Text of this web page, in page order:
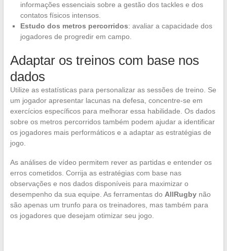
informações essenciais sobre a gestão dos tackles e dos
contatos físicos intensos.
Estudo dos metros percorridos: avaliar a capacidade dos
jogadores de progredir em campo.
Adaptar os treinos com base nos
dados
Utilize as estatísticas para personalizar as sessões de treino. Se
um jogador apresentar lacunas na defesa, concentre-se em
exercícios específicos para melhorar essa habilidade. Os dados
sobre os metros percorridos também podem ajudar a identificar
os jogadores mais performáticos e a adaptar as estratégias de
jogo.
As análises de vídeo permitem rever as partidas e entender os
erros cometidos. Corrija as estratégias com base nas
observações e nos dados disponíveis para maximizar o
desempenho da sua equipe. As ferramentas do AllRugbynão
são apenas um trunfo para os treinadores, mas também para
os jogadores que desejam otimizar seu jogo.